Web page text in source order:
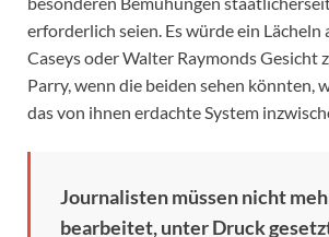
erforderlich seien. Es würde ein Lächeln
Caseys oder Walter Raymonds Gesicht
Parry, wenn die beiden sehen könnten,
das von ihnen erdachte System
Journalisten müssen nicht
bearbeitet, unter Druck